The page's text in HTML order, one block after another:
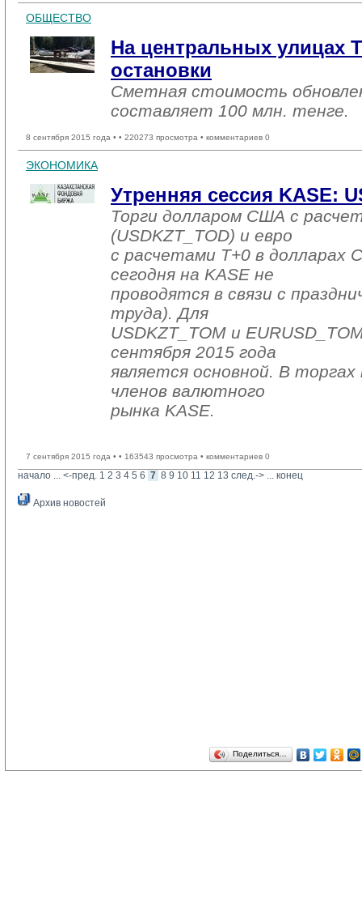
ОБЩЕСТВО
На центральных улицах
остановки
Сметная стоимость
составляет 100 млн. тенге.
8 сентября 2015 года • • 220273 просмотра • комментариев 0
ЭКОНОМИКА
Утренняя сессия KASE:
Торги долларом США с
(USDKZT_TOD) и евро
с расчетами T+0 в долларах
сегодня на KASE не
проводятся в связи с
труда). Для
USDKZT_TOM и
сентября 2015 года
является основной. В
членов валютного
рынка KASE.
7 сентября 2015 года • • 163543 просмотра • комментариев 0
начало ... <-пред. 1 2 3 4 5 6 7 8 9 10 11 12 13 след.-> ... конец
Архив новостей
Поделиться…